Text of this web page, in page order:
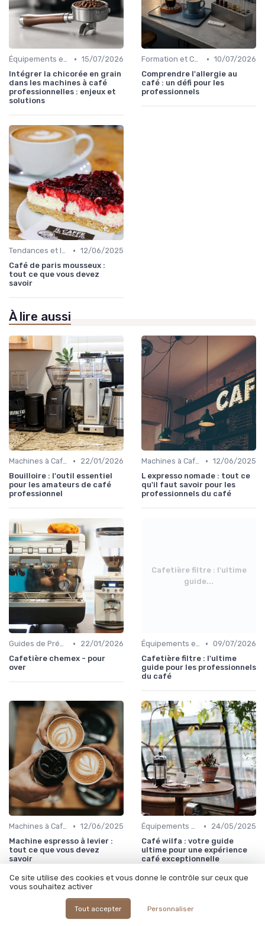
Équipements et Machines CHR • 15/07/2026
Intégrer la chicorée en grain
dans les machines à café
professionnelles : enjeux et
solutions
Formation et Certification du Personnel • 10/07/2026
Comprendre l'allergie au
café : un défi pour les
professionnels
Tendances et Innovations CHR • 12/06/2025
Café de paris mousseux :
tout ce que vous devez
savoir
À lire aussi
Machines à Café et Accessoires •
22/01/2026
Bouilloire : l'outil essentiel
pour les amateurs de café
professionnel
Machines à Café Professionnelles • 12/06/2025
L expresso nomade : tout ce
qu'il faut savoir pour les
professionnels du café
Guides de Préparation •
22/01/2026
Cafetière chemex - pour
over
Cafetière filtre : l'ultime
guide...
Équipements et Machines CHR • 09/07/2026
Cafetière filtre : l'ultime
guide pour les professionnels
du café
Machines à Café Professionnelles • 12/06/2025
Machine espresso à levier :
tout ce que vous devez
savoir
Équipements et Machines CHR •
24/05/2025
Café wilfa : votre guide
ultime pour une expérience
café exceptionnelle
Ce site utilise des cookies et vous donne le contrôle sur ceux que
vous souhaitez activer
Tout accepter Personnaliser